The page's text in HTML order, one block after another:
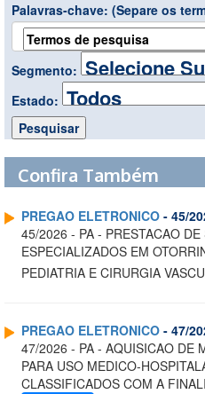
Palavras-chave: (Separe os
Segmento:
Estado:
Confira Também
PREGAO ELETRONICO - 45/
45/2026 - PA - PRESTACAO
ESPECIALIZADOS EM
PEDIATRIA E CIRURGIA
PREGAO ELETRONICO - 47/
47/2026 - PA - AQUISICAO DE
PARA USO MEDICO-
CLASSIFICADOS COM A